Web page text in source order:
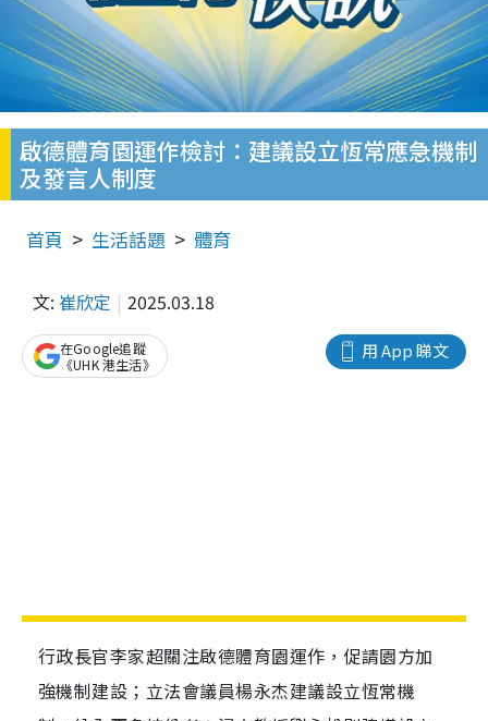
啟德體育園運作檢討：建議設立恆常應急機制
及發言人制度
首頁 生活話題 體育
文: 崔欣定 2025.03.18
用 App 睇文
在Google追蹤
《UHK 港生活》
行政長官李家超關注啟德體育園運作，促請園方加
強機制建設；立法會議員楊永杰建議設立恆常機